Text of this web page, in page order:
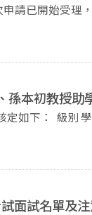
始受理， 歡迎符
自獲取國外
孫本初教授助
18,000 113256503
面試名單及